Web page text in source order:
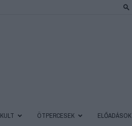
KULT ÖTPERCESEK ELŐADÁSOK